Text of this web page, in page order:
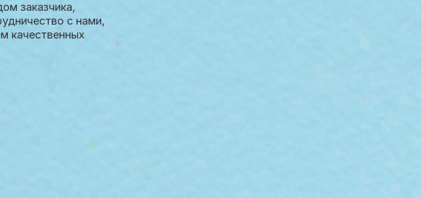
заказчика,
с нами,
качественных